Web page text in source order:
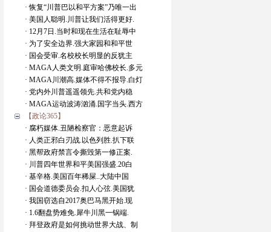
· 恢复“川普巴以和平方案”乃唯一出
· 美国人聪明.川普让我们活得更好.
· 12月7日.当时和现在生活在耻辱中
· 为了安全边界.强大家园和和平世
· 国会受审.名校校长明显的反犹主
· MAGA人类文明.庭审哈佛校长.多元
· MAGA川潮高.媒体不得不报导.白灯
· 党内外川普遥遥领先.共和党内稳
· MAGA运动波涛汹涌.国字当头.西方
【政论365】
· 腐朽媒体.丑陋检察官：恶意起诉
· 人类正邪白刃战.以色列胜.扒下联
· 黑帮政府禁言令撕毁第一修正案.
· 川普四年世界和平美国强盛.20白
· 基辛格.美国百年稀屎..大陆中国
· 国会道德委员会.扣人心弦.美国犹
· 我国窃选自2017奥巴马黑开始.现
· 1.6翻盘势难免.犀牛川黑一锅端.
· 拜登政府是如何挑动世界大战、制